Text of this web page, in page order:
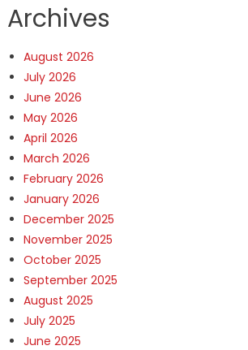
Archives
August 2026
July 2026
June 2026
May 2026
April 2026
March 2026
February 2026
January 2026
December 2025
November 2025
October 2025
September 2025
August 2025
July 2025
June 2025